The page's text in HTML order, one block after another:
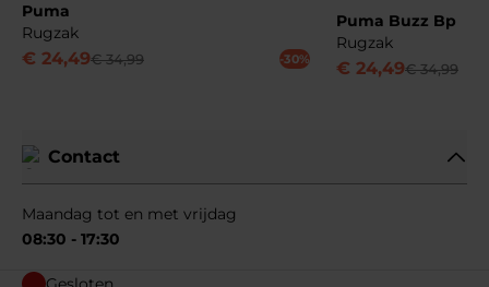
Puma
Rugzak
€ 24,49€ 34,99 -30%
Puma Buzz Bp
Rugzak
€ 24,49€ 34,99
Contact
Maandag tot en met vrijdag
08:30 - 17:30